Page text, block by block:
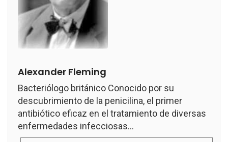
Alexander Fleming
Bacteriólogo británico Conocido por su
descubrimiento de la penicilina, el primer
antibiótico eficaz en el tratamiento de diversas
enfermedades infecciosas...